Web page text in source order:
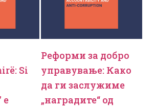
Si
e
Реформи за добро
управување: Како
да ги заслужиме
„наградите“ од